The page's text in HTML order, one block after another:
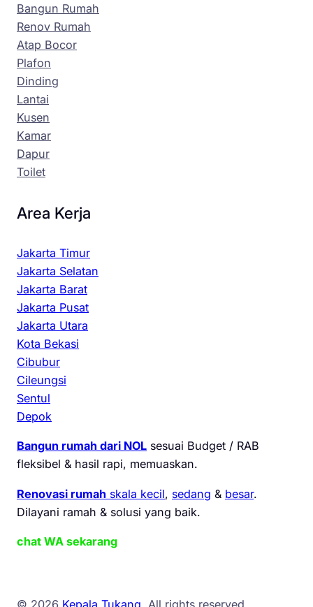
Bangun Rumah
Renov Rumah
Atap Bocor
Plafon
Dinding
Lantai
Kusen
Kamar
Dapur
Toilet
Area Kerja
Jakarta Timur
Jakarta Selatan
Jakarta Barat
Jakarta Pusat
Jakarta Utara
Kota Bekasi
Cibubur
Cileungsi
Sentul
Depok
Bangun rumah dari NOL sesuai Budget / RAB
fleksibel & hasil rapi, memuaskan.
Renovasi rumah skala kecil, sedang & besar.
Dilayani ramah & solusi yang baik.
chat WA sekarang